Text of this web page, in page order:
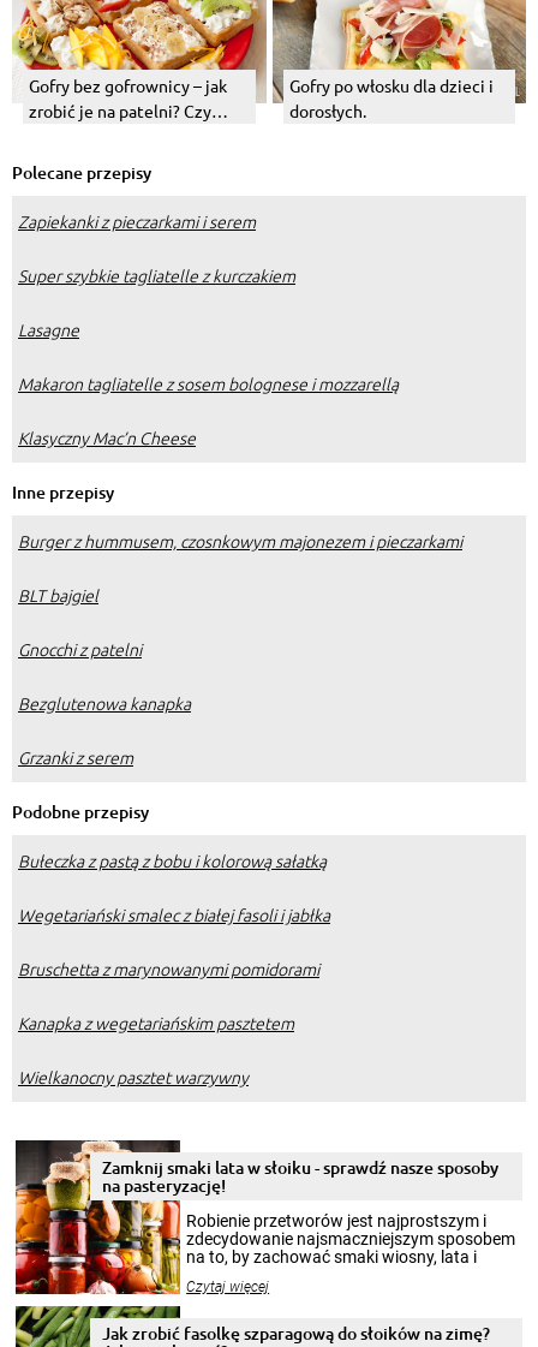
Gofry bez gofrownicy – jak
zrobić je na patelni? Czy
Gofry po włosku dla dzieci i
dorosłych.
Polecane przepisy
Zapiekanki z pieczarkami i serem
Super szybkie tagliatelle z kurczakiem
Lasagne
Makaron tagliatelle z sosem bolognese i mozzarellą
Klasyczny Mac’n Cheese
Inne przepisy
Burger z hummusem, czosnkowym majonezem i pieczarkami
BLT bajgiel
Gnocchi z patelni
Bezglutenowa kanapka
Grzanki z serem
Podobne przepisy
Bułeczka z pastą z bobu i kolorową sałatką
Wegetariański smalec z białej fasoli i jabłka
Bruschetta z marynowanymi pomidorami
Kanapka z wegetariańskim pasztetem
Wielkanocny pasztet warzywny
Zamknij smaki lata w słoiku - sprawdź nasze sposoby
na pasteryzację!
Robienie przetworów jest najprostszym i
zdecydowanie najsmaczniejszym sposobem
na to, by zachować smaki wiosny, lata i
krajobrazów, by cieszyć nimi oko w sezonie
pełni poczuć atmosferę cieplejszych
Czytaj więcej
Jak zrobić fasolkę szparagową do słoików na zimę?